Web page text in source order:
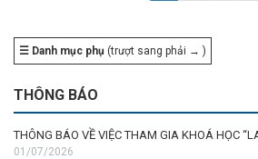
☰ Danh mục phụ (trượt sang phải → )
THÔNG BÁO
THÔNG BÁO VỀ VIỆC THAM GIA KHOÁ HỌC
01/07/2026